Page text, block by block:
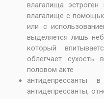
влагалища эстроген
влагалище с
или с
выделяется лишь
который
облегчает сухость
половом акте
антидепрессанты
антидепрессанты,